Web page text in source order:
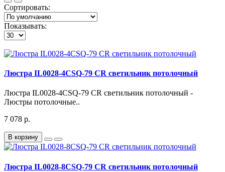
Сортировать:
Показывать:
Люстра IL0028-4CSQ-79 CR светильник потолочный
Люстра IL0028-4CSQ-79 CR светильник потолочный -
Люстры потолочные..
7 078 р.
В корзину
Люстра IL0028-8CSQ-79 CR светильник потолочный